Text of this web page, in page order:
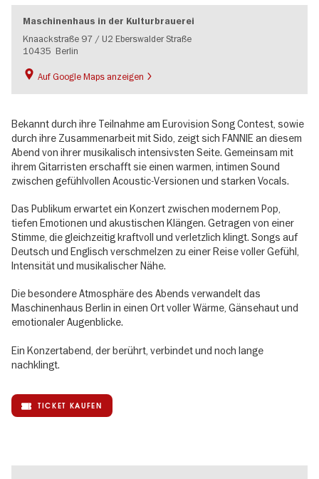
Maschinenhaus in der Kulturbrauerei
Knaackstraße 97 / U2 Eberswalder Straße
10435 Berlin
Auf Google Maps anzeigen
Bekannt durch ihre Teilnahme am Eurovision Song Contest, sowie
durch ihre Zusammenarbeit mit Sido, zeigt sich FANNIE an diesem
Abend von ihrer musikalisch intensivsten Seite. Gemeinsam mit
ihrem Gitarristen erschafft sie einen warmen, intimen Sound
zwischen gefühlvollen Acoustic-Versionen und starken Vocals.
Das Publikum erwartet ein Konzert zwischen modernem Pop,
tiefen Emotionen und akustischen Klängen. Getragen von einer
Stimme, die gleichzeitig kraftvoll und verletzlich klingt. Songs auf
Deutsch und Englisch verschmelzen zu einer Reise voller Gefühl,
Intensität und musikalischer Nähe.
Die besondere Atmosphäre des Abends verwandelt das
Maschinenhaus Berlin in einen Ort voller Wärme, Gänsehaut und
emotionaler Augenblicke.
Ein Konzertabend, der berührt, verbindet und noch lange
nachklingt.
TICKET KAUFEN